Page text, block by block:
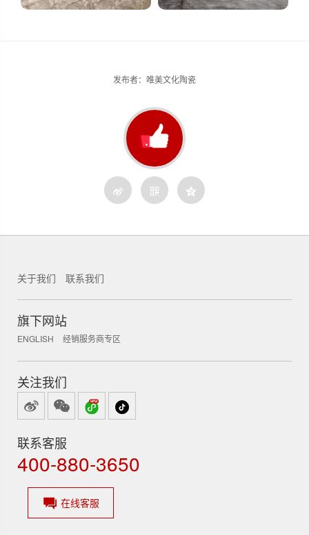
发布者：唯美文化陶瓷
关于我们 联系我们
旗下网站
ENGLISH 经销服务商专区
关注我们
联系客服
400-880-3650
在线客服